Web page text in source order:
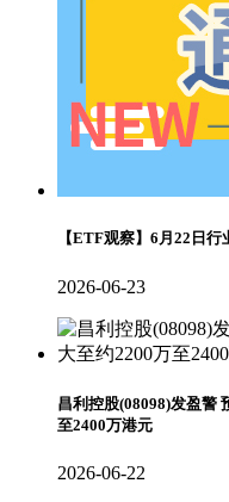
【ETF观察】6月22日
2026-06-23
昌利控股(08098)发盈警
至2400万港元
2026-06-22